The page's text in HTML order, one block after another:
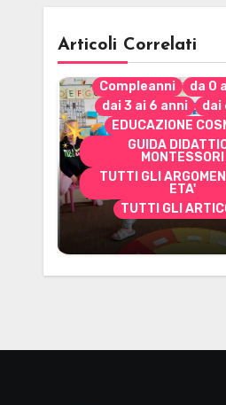
Articoli Correlati
Compleanni
da 0
dai 3 ai 6 anni
dai
EDUCAZIONE
GUIDA
MONTESSORI
TUTTI GLI
ETA'
TUTTI GLI
Alcuni materiali
Cerimonia del